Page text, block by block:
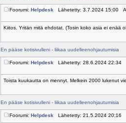
Foorumi: Helpdesk Lähetetty: 3.7.2024 15:00
Kiitos. Yritän mitä ehdotat. (Tosin koko asia ei enää
En pääse kotisivulleni - liikaa uudelleenohjautumisia
Foorumi: Helpdesk Lähetetty: 28.6.2024 22:34
Toista kuukautta on mennyt. Melkein 2000 lukenut
En pääse kotisivulleni - liikaa uudelleenohjautumisia
Foorumi: Helpdesk Lähetetty: 21.5.2024 20:16